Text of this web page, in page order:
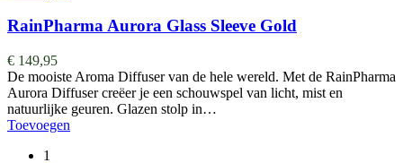
RainPharma Aurora Glass Sleeve Gold
€ 149,95
De mooiste Aroma Diffuser van de hele wereld. ​​​​​​​​Met de RainPharma
Aurora Diffuser creëer je een schouwspel van licht, mist en
natuurlijke geuren. Glazen stolp in…
Toevoegen
1